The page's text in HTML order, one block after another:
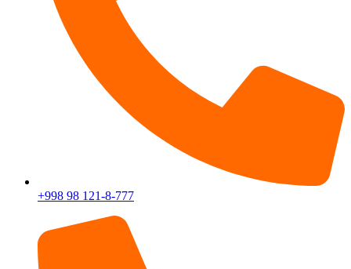
+998 98 121-8-777